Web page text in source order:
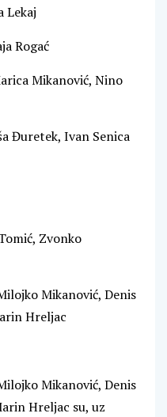
Lekaj
Rogać
Mikanović, Nino
Đuretek, Ivan Senica
Zvonko
Mikanović, Denis
Hreljac
Mikanović, Denis
Hreljac su, uz